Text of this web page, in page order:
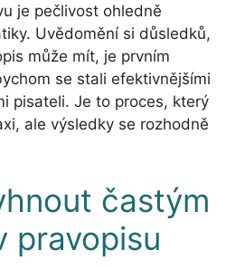
je pečlivost ohledně
Uvědomění si důsledků,
může mít, je prvním
se stali efektivnějšími
pisateli. Je to proces, který
ale výsledky se rozhodně
častým
pravopisu